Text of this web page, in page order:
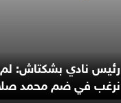
رئيس نادي بشكتاش:
نرغب في ضم محمد